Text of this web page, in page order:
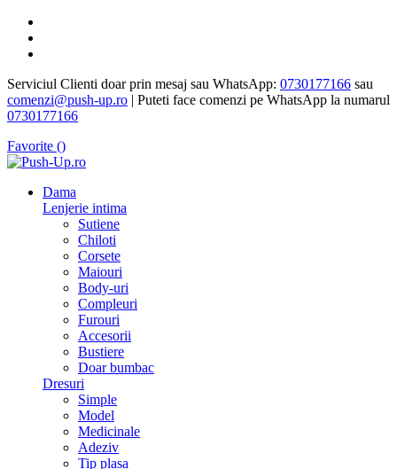
Serviciul Clienti doar prin mesaj sau WhatsApp: 0730177166 sau
comenzi@push-up.ro | Puteti face comenzi pe WhatsApp la numarul
0730177166
Favorite ()
Dama
Lenjerie intima
Sutiene
Chiloti
Corsete
Maiouri
Body-uri
Compleuri
Furouri
Accesorii
Bustiere
Doar bumbac
Dresuri
Simple
Model
Medicinale
Adeziv
Tip plasa